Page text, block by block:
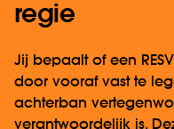
regie
Jij bepaalt of een
door vooraf vast te
achterban
verantwoordelijk is.